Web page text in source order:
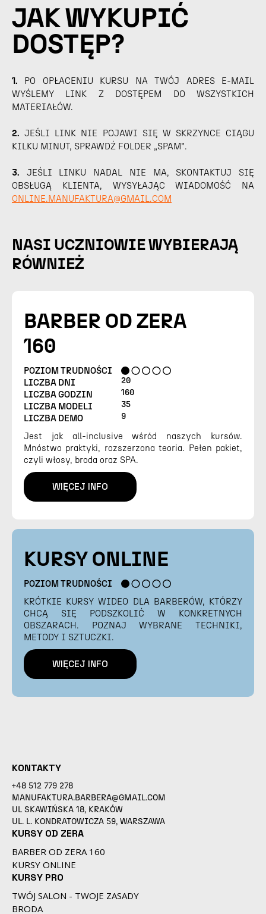
JAK WYKUPIĆ
DOSTĘP?
1. PO OPŁACENIU KURSU NA TWÓJ ADRES E-MAIL
WYŚLEMY LINK Z DOSTĘPEM DO WSZYSTKICH
MATERIAŁÓW.
2. JEŚLI LINK NIE POJAWI SIĘ W SKRZYNCE CIĄGU
KILKU MINUT, SPRAWDŹ FOLDER „SPAM”.
3. JEŚLI LINKU NADAL NIE MA, SKONTAKTUJ SIĘ
OBSŁUGĄ KLIENTA, WYSYŁAJĄC WIADOMOŚĆ NA
ONLINE.MANUFAKTURA@GMAIL.COM
NASI UCZNIOWIE WYBIERAJĄ
RÓWNIEŻ
BARBER OD ZERA
160
POZIOM TRUDNOŚCI
LICZBA DNI
20
LICZBA GODZIN 160
LICZBA MODELI 35
LICZBA DEMO 9
Jest jak all-inclusive wśród naszych kursów.
Mnóstwo praktyki, rozszerzona teoria. Pełen pakiet,
czyli włosy, broda oraz SPA.
WIĘCEJ INFO
KURSY ONLINE
POZIOM TRUDNOŚCI
KRÓTKIE KURSY WIDEO DLA BARBERÓW, KTÓRZY
CHCĄ SIĘ PODSZKOLIĆ W KONKRETNYCH
OBSZARACH. POZNAJ WYBRANE TECHNIKI,
METODY I SZTUCZKI.
WIĘCEJ INFO
KONTAKTY
+48 512 779 278
MANUFAKTURA.BARBERA@GMAIL.COM
UL SKAWIŃSKA 18, KRAKÓW
UL. L. KONDRATOWICZA 59, WARSZAWA
KURSY OD ZERA
BARBER OD ZERA 160
KURSY ONLINE
KURSY PRO
TWÓJ SALON - TWOJE ZASADY
BRODA